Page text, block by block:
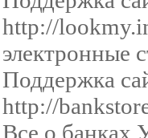
http://
электронные
Поддержка
http://
Все о банках